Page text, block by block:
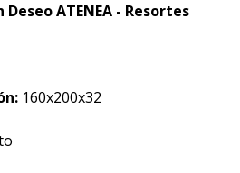
ATENEA - Resortes
160x200x32